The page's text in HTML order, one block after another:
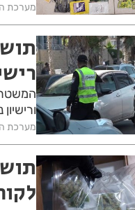
מערכת
מערכת